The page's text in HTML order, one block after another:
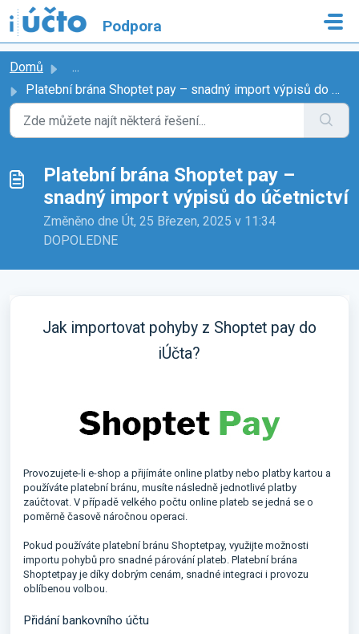
Přeskočit na hlavní obsah
Podpora
Domů
...
Platební brána Shoptet pay – snadný import výpisů do účet...
Platební brána Shoptet pay –
snadný import výpisů do účetnictví
Změněno dne Út, 25 Březen, 2025 v 11:34
DOPOLEDNE
Jak importovat pohyby z Shoptet pay do
iÚčta?
Provozujete-li e-shop a přijímáte online platby nebo platby kartou a
používáte platební bránu, musíte následně jednotlivé platby
zaúčtovat. V případě velkého počtu online plateb se jedná se o
poměrně časově náročnou operaci.
Pokud používáte platební bránu Shoptetpay, využijte možnosti
importu pohybů pro snadné párování plateb. Platební brána
Shoptetpay je díky dobrým cenám, snadné integraci i provozu
oblíbenou volbou.
Přidání bankovního účtu